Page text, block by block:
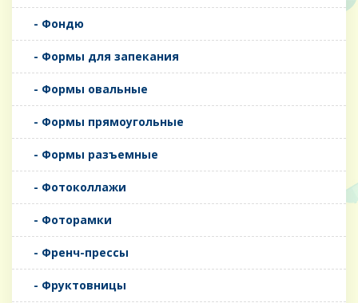
- Фондю
- Формы для запекания
- Формы овальные
- Формы прямоугольные
- Формы разъемные
- Фотоколлажи
- Фоторамки
- Френч-прессы
- Фруктовницы